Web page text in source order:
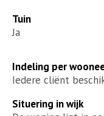
Tuin
Ja
Indeling per
Iedere cliënt
Situering in wijk